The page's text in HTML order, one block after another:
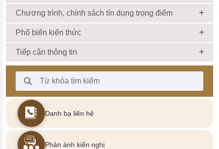
Chương trình, chính sách tín dụng trọng điểm
Phổ biến kiến thức
Tiếp cận thông tin
Thanh Tìm kiếm
Danh bạ liên hệ
Phản ánh kiến nghị